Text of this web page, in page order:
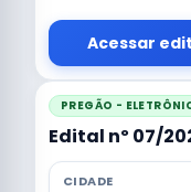
Acessar
PREGÃO -
Edital nº 07/
CIDADE